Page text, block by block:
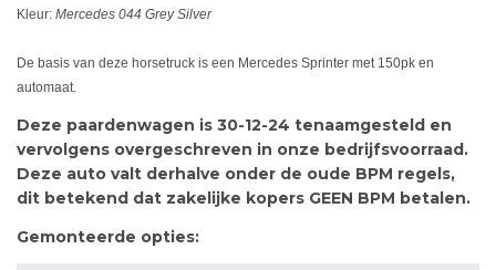
Kleur: Mercedes 044 Grey Silver
De basis van deze horsetruck is een Mercedes Sprinter met 150pk en
automaat.
Deze paardenwagen is 30-12-24 tenaamgesteld en
vervolgens overgeschreven in onze bedrijfsvoorraad.
Deze auto valt derhalve onder de oude BPM regels,
dit betekend dat zakelijke kopers GEEN BPM betalen.
Gemonteerde opties: